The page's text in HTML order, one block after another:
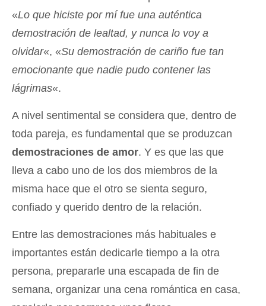
«Lo que hiciste por mí fue una auténtica
demostración de lealtad, y nunca lo voy a
olvidar«, «Su demostración de cariño fue tan
emocionante que nadie pudo contener las
lágrimas«.
A nivel sentimental se considera que, dentro de
toda pareja, es fundamental que se produzcan
demostraciones de amor. Y es que las que
lleva a cabo uno de los dos miembros de la
misma hace que el otro se sienta seguro,
confiado y querido dentro de la relación.
Entre las demostraciones más habituales e
importantes están dedicarle tiempo a la otra
persona, prepararle una escapada de fin de
semana, organizar una cena romántica en casa,